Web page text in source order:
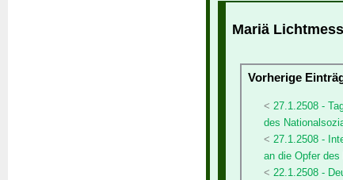
Mariä
Vorherige
27.1.2508 -
des
27.1.2508 -
an die Opfer des
22.1.2508 -